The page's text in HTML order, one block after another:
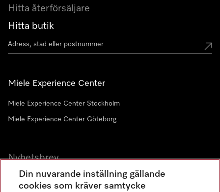
Hitta återförsäljare
Hitta butik
Miele Experience Center
Miele Experience Center Stockholm
Miele Experience Center Göteborg
Nyhetsbrev
Gå med i vår gemenskap
Din nuvarande inställning gällande
cookies som kräver samtycke